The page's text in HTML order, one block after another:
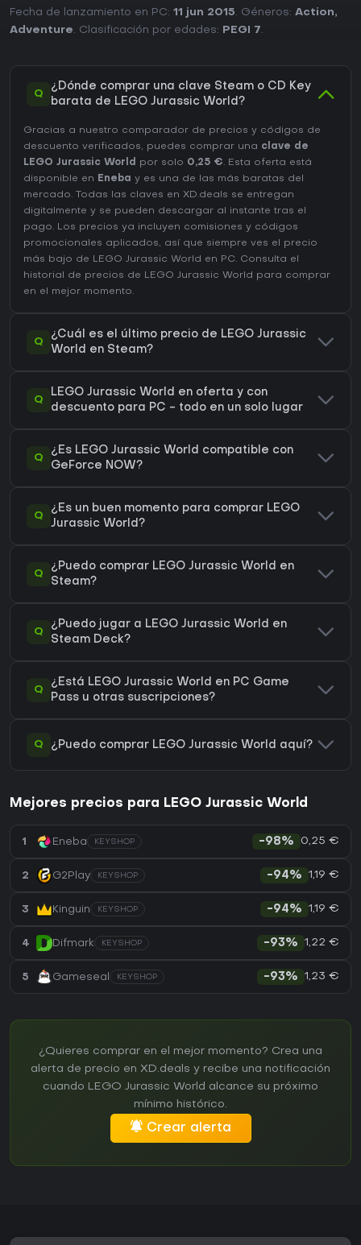
Fecha de lanzamiento en PC: 11 jun 2015. Géneros: Action,
Adventure. Clasificación por edades: PEGI 7.
Q
¿Dónde comprar una clave Steam o CD Key
barata de LEGO Jurassic World?
Gracias a nuestro comparador de precios y códigos de
descuento verificados, puedes comprar una clave de
LEGO Jurassic World
por solo 0,25 €. Esta oferta está
disponible en Eneba y es una de las más baratas del
mercado. Todas las claves en XD.deals se entregan
digitalmente y se pueden descargar al instante tras el
pago. Los precios ya incluyen comisiones y códigos
promocionales aplicados, así que siempre ves el precio
más bajo de LEGO Jurassic World en PC. Consulta el
historial de precios de LEGO Jurassic World para comprar
en el mejor momento.
Q
¿Cuál es el último precio de LEGO Jurassic
World en Steam?
Q
LEGO Jurassic World en oferta y con
descuento para PC - todo en un solo lugar
Q
¿Es LEGO Jurassic World compatible con
GeForce NOW?
Q
¿Es un buen momento para comprar LEGO
Jurassic World?
Q
¿Puedo comprar LEGO Jurassic World en
Steam?
Q
¿Puedo jugar a LEGO Jurassic World en
Steam Deck?
Q
¿Está LEGO Jurassic World en PC Game
Pass u otras suscripciones?
Q ¿Puedo comprar LEGO Jurassic World aquí?
Mejores precios para LEGO Jurassic World
1 Eneba KEYSHOP -98% 0,25 €
2 G2Play KEYSHOP -94% 1,19 €
3 Kinguin KEYSHOP -94% 1,19 €
4 Difmark KEYSHOP -93% 1,22 €
5 Gameseal KEYSHOP -93% 1,23 €
¿Quieres comprar en el mejor momento? Crea una
alerta de precio en XD.deals y recibe una notificación
cuando LEGO Jurassic World alcance su próximo
mínimo histórico.
Crear alerta